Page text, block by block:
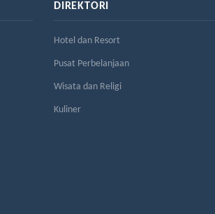
DIREKTORI
Hotel dan Resort
Pusat Perbelanjaan
Wisata dan Religi
Kuliner